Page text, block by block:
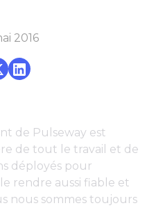
2016
de Pulseway est
de tout le travail et de
déployés pour
rendre aussi fiable et
nous sommes toujours